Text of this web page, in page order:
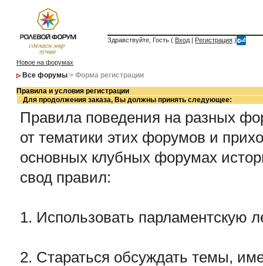
Здравствуйте, Гость ( Вход | Регистрация )
Новое на форумах
Все форумы > Форма регистрации
Правила и условия регистрации
Для продолжения заказа, Вы должны принять следующее:
Правила поведения на разных
от тематики этих форумов и
основных клубных форумах
свод правил:
1. Использовать парламентскую
2. Стараться обсуждать темы,